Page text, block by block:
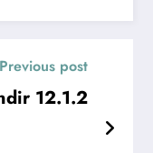
Previous post
12.1.2